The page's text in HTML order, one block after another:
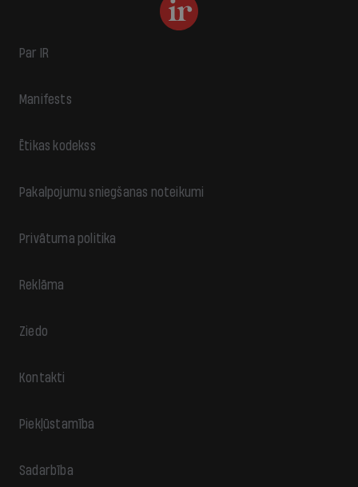
Par IR
Manifests
Ētikas kodekss
Pakalpojumu sniegšanas noteikumi
Privātuma politika
Reklāma
Ziedo
Kontakti
Piekļūstamība
Sadarbība